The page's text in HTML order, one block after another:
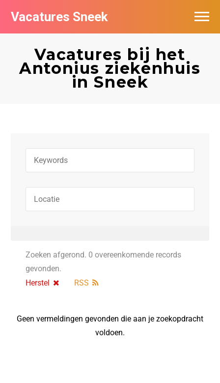
Vacatures Sneek
Vacatures bij het
Antonius ziekenhuis
in Sneek
Zoeken afgerond. 0 overeenkomende records
gevonden.
Herstel
RSS
Geen vermeldingen gevonden die aan je zoekopdracht
voldoen.
Vacatures per bedrijf
De populairste vacatures in Sneek